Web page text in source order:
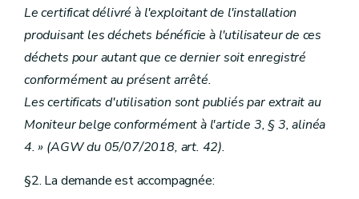
Le certificat délivré à l'exploitant de l'installation
produisant les déchets bénéficie à l'utilisateur de ces
déchets pour autant que ce dernier soit enregistré
conformément au présent arrêté.
Les certificats d'utilisation sont publiés par extrait au
Moniteur belge conformément à l'article 3, § 3, alinéa
4. » (AGW du 05/07/2018, art. 42).
§2. La demande est accompagnée: